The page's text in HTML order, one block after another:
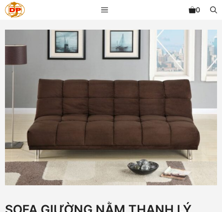
Chuyển
đến
nội
dung
MENU 0